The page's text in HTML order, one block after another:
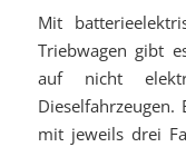
Mit
Triebwagen gibt
auf nicht
Dieselfahrzeugen.
mit jeweils drei